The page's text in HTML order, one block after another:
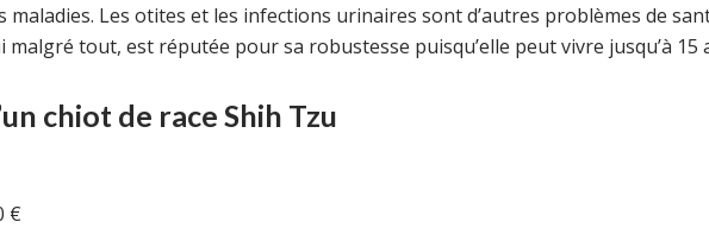
Les otites et les infections urinaires sont d’autres problèmes de
tout, est réputée pour sa robustesse puisqu’elle peut vivre jusqu’à 15
chiot de race Shih Tzu
€